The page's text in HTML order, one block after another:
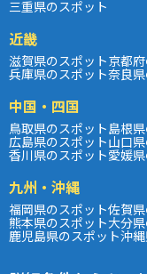
三重県のスポット
近畿
滋賀県のスポット京都
兵庫県のスポット奈良
中国・四国
鳥取県のスポット島根
広島県のスポット山口
香川県のスポット愛媛
九州・沖縄
福岡県のスポット佐賀
熊本県のスポット大分
鹿児島県のスポット沖